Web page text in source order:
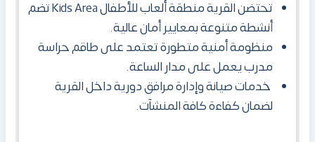
تحتضن القرية منطقة ألعاب للأطفال Kids Area تضم
أنشطة متنوعة بمعايير أمان عالية.
منظومة أمنية متطورة تعتمد على طاقم حراسة
مدرب يعمل على مدار الساعة.
خدمات صيانة وإدارة مرافق دورية داخل القرية
لضمان كفاءة كافة المنشآت.